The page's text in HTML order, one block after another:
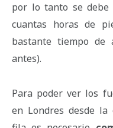
por lo tanto se
cuantas horas de
bastante tiempo de
antes).
Para poder ver los
en Londres desde